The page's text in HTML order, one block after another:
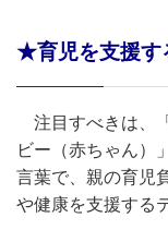
★育児を支援す
注目すべきは、
ビー（赤ちゃん）
言葉で、親の育児
や健康を支援する